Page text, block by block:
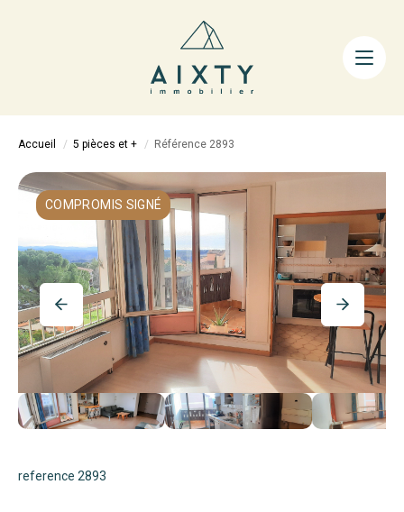
ACHETER
LA MÉTHODE
AIXTY & VOUS
Nos Agences
Nos Équipes
Nos Tarifs
Nos Biens Vendus
Notre City Guide
Accueil 5 pièces et + Référence 2893
COMPROMIS SIGNÉ
reference 2893